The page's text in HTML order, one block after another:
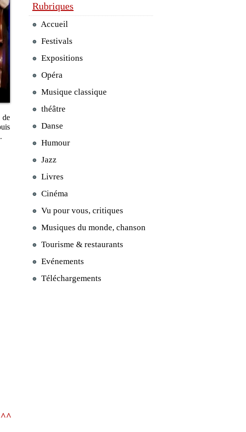
de
Rubriques
Accueil
Festivals
Expositions
Opéra
Musique classique
théâtre
Danse
Humour
Jazz
Livres
Cinéma
Vu pour vous, critiques
Musiques du monde, chanson
Tourisme & restaurants
Evénements
Téléchargements